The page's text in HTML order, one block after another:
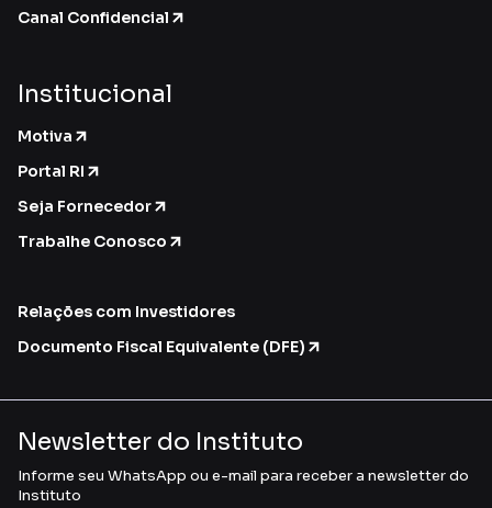
Canal Confidencial
Institucional
Motiva
Portal RI
Seja Fornecedor
Trabalhe Conosco
Relações com Investidores
Documento Fiscal Equivalente (DFE)
Newsletter do Instituto
Informe seu WhatsApp ou e-mail para receber a newsletter do
Instituto